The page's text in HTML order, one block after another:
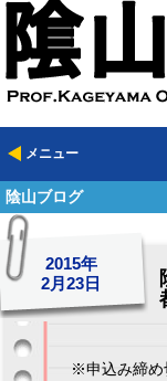
メニュー
陰山ブログ
2015年
2月23日
※申込み締め